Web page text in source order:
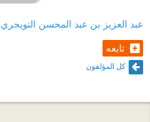
عبد العزيز بن عبد المحسن التويجري
تابعه
كل المؤلفون